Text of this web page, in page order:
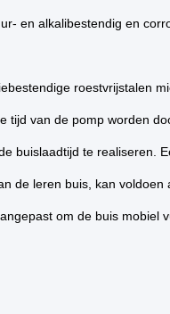
en alkalibestendig en
roestvrijstalen
tijd van de pomp worden
buislaadtijd te realiseren.
de leren buis, kan
om de buis mobiel